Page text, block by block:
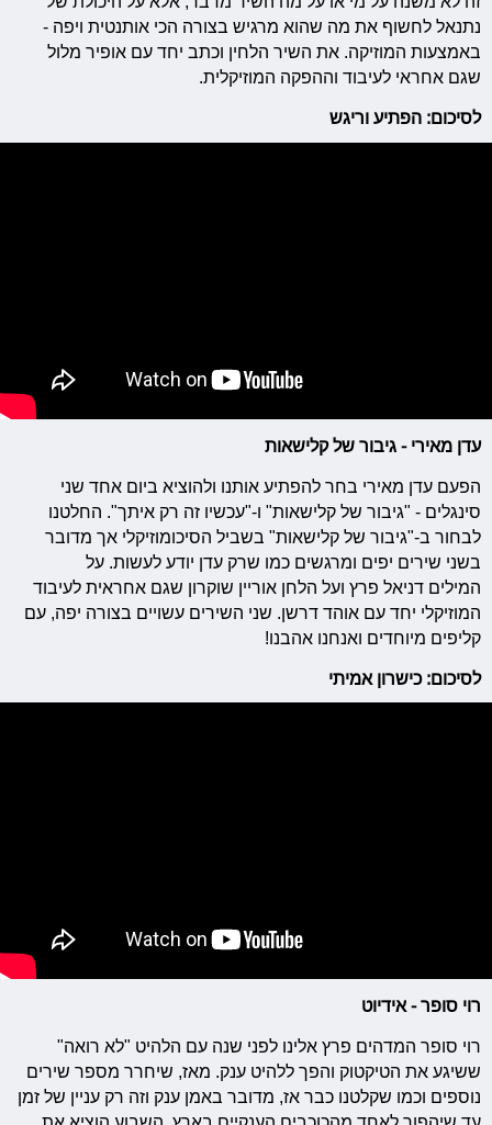
נתנאל לחשוף את מה שהוא מרגיש בצורה הכי אותנטית ויפה -
באמצעות המוזיקה. את השיר הלחין וכתב יחד עם אופיר מלול
שגם אחראי לעיבוד וההפקה המוזיקלית.
לסיכום: הפתיע וריגש
עדן מאירי - גיבור של קלישאות
הפעם עדן מאירי בחר להפתיע אותנו ולהוציא ביום אחד שני
סינגלים - "גיבור של קלישאות" ו-"עכשיו זה רק איתך". החלטנו
לבחור ב-"גיבור של קלישאות" בשביל הסיכומוזיקלי אך מדובר
בשני שירים יפים ומרגשים כמו שרק עדן יודע לעשות. על
המילים דניאל פרץ ועל הלחן אוריין שוקרון שגם אחראית לעיבוד
המוזיקלי יחד עם אוהד דרשן. שני השירים עשויים בצורה יפה, עם
קליפים מיוחדים ואנחנו אהבנו!
לסיכום: כישרון אמיתי
רוי סופר - אידיוט
רוי סופר המדהים פרץ אלינו לפני שנה עם הלהיט "לא רואה"
ששיגע את הטיקטוק והפך ללהיט ענק. מאז, שיחרר מספר שירים
נוספים וכמו שקלטנו כבר אז, מדובר באמן ענק וזה רק עניין של זמן